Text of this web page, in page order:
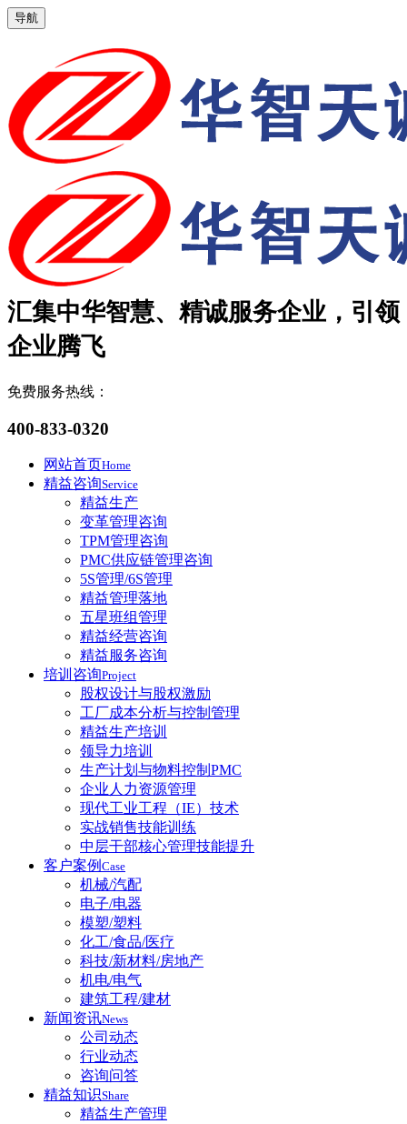
导航
汇集中华智慧、精诚服务企业，引领
企业腾飞
免费服务热线：
400-833-0320
网站首页Home
精益咨询Service
精益生产
变革管理咨询
TPM管理咨询
PMC供应链管理咨询
5S管理/6S管理
精益管理落地
五星班组管理
精益经营咨询
精益服务咨询
培训咨询Project
股权设计与股权激励
工厂成本分析与控制管理
精益生产培训
领导力培训
生产计划与物料控制PMC
企业人力资源管理
现代工业工程（IE）技术
实战销售技能训练
中层干部核心管理技能提升
客户案例 Case
机械/汽配
电子/电器
模塑/塑料
化工/食品/医疗
科技/新材料/房地产
机电/电气
建筑工程/建材
新闻资讯News
公司动态
行业动态
咨询问答
精益知识Share
精益生产管理